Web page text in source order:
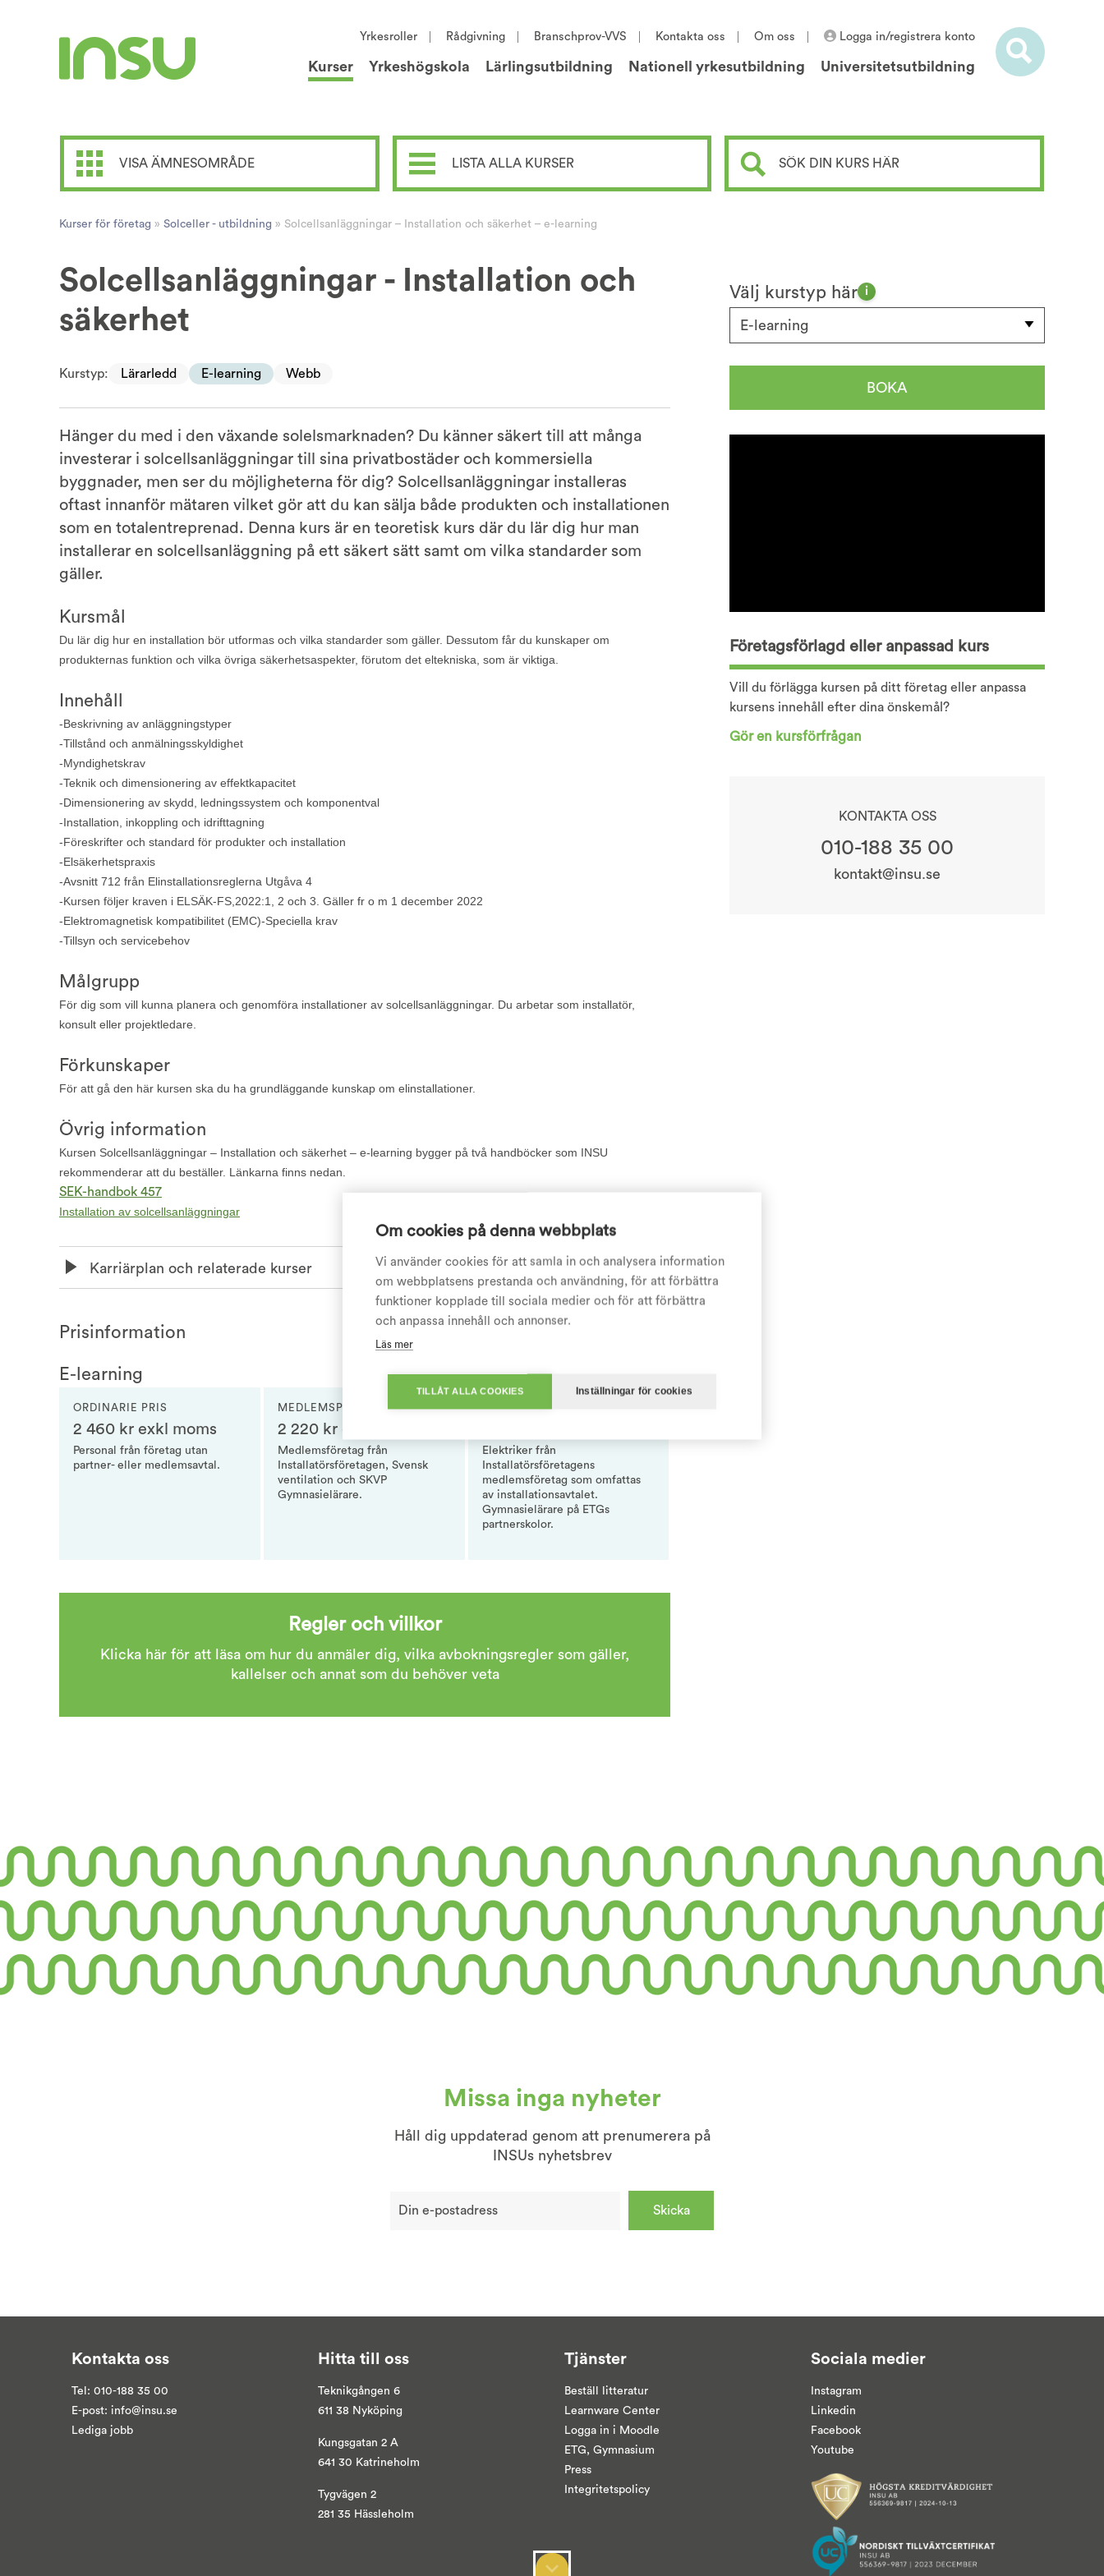
Yrkesroller Rådgivning Branschprov-VVS Kontakta oss Om oss Logga in/registrera konto
Kurser Yrkeshögskola Lärlingsutbildning Nationell yrkesutbildning Universitetsutbildning
VISA ÄMNESOMRÅDE LISTA ALLA KURSER
Kurser för företag » Solceller - utbildning » Solcellsanläggningar – Installation och säkerhet – e-learning
Solcellsanläggningar - Installation och
säkerhet
Kurstyp: Lärarledd E-learning Webb
Hänger du med i den växande solelsmarknaden? Du känner säkert till att många
investerar i solcellsanläggningar till sina privatbostäder och kommersiella
byggnader, men ser du möjligheterna för dig? Solcellsanläggningar installeras
oftast innanför mätaren vilket gör att du kan sälja både produkten och installationen
som en totalentreprenad. Denna kurs är en teoretisk kurs där du lär dig hur man
installerar en solcellsanläggning på ett säkert sätt samt om vilka standarder som
gäller.
Kursmål
Du lär dig hur en installation bör utformas och vilka standarder som gäller. Dessutom får du kunskaper om
produkternas funktion och vilka övriga säkerhetsaspekter, förutom det eltekniska, som är viktiga.
Innehåll
-Beskrivning av anläggningstyper
-Tillstånd och anmälningsskyldighet
-Myndighetskrav
-Teknik och dimensionering av effektkapacitet
-Dimensionering av skydd, ledningssystem och komponentval
-Installation, inkoppling och idrifttagning
-Föreskrifter och standard för produkter och installation
-Elsäkerhetspraxis
-Avsnitt 712 från Elinstallationsreglerna Utgåva 4
-Kursen följer kraven i ELSÄK-FS,2022:1, 2 och 3. Gäller fr o m 1 december 2022
-Elektromagnetisk kompatibilitet (EMC)-Speciella krav
-Tillsyn och servicebehov
Målgrupp
För dig som vill kunna planera och genomföra installationer av solcellsanläggningar. Du arbetar som installatör,
konsult eller projektledare.
Förkunskaper
För att gå den här kursen ska du ha grundläggande kunskap om elinstallationer.
Övrig information
Kursen Solcellsanläggningar – Installation och säkerhet – e-learning bygger på två handböcker som INSU
rekommenderar att du beställer. Länkarna finns nedan.
SEK-handbok 457
Installation av solcellsanläggningar
Karriärplan och relaterade kurser
Prisinformation
E-learning
ORDINARIE PRIS
2 460 kr exkl moms
Personal från företag utan
partner- eller medlemsavtal.
MEDLEMSPRIS 1
2 220 kr exkl moms
Medlemsföretag från
Installatörsföretagen, Svensk
ventilation och SKVP
Gymnasielärare.
MEDLEMSPRIS 2
Elektriker från
Installatörsföretagens
medlemsföretag som omfattas
av installationsavtalet.
Gymnasielärare på ETGs
partnerskolor.
Regler och villkor
Klicka här för att läsa om hur du anmäler dig, vilka avbokningsregler som gäller,
kallelser och annat som du behöver veta
Välj kurstyp här i
E-learning
BOKA
Företagsförlagd eller anpassad kurs
Vill du förlägga kursen på ditt företag eller anpassa
kursens innehåll efter dina önskemål?
Gör en kursförfrågan
KONTAKTA OSS
010-188 35 00
kontakt@insu.se
Missa inga nyheter
Håll dig uppdaterad genom att prenumerera på
INSUs nyhetsbrev
Kontakta oss
Tel: 010-188 35 00
E-post: info@insu.se
Lediga jobb
Hitta till oss
Teknikgången 6
611 38 Nyköping
Kungsgatan 2 A
641 30 Katrineholm
Tygvägen 2
281 35 Hässleholm
Tjänster
Beställ litteratur
Learnware Center
Logga in i Moodle
ETG, Gymnasium
Press
Integritetspolicy
Sociala medier
Instagram
Linkedin
Facebook
Youtube
Om cookies på denna webbplats
Vi använder cookies för att samla in och analysera information
om webbplatsens prestanda och användning, för att förbättra
funktioner kopplade till sociala medier och för att förbättra
och anpassa innehåll och annonser.
Läs mer
TILLÅT ALLA COOKIES Inställningar för cookies